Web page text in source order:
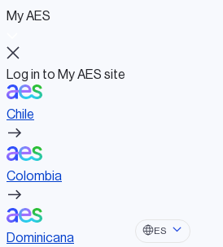
gobernanza
My AES
Log in to My AES site
Chile
Colombia
Dominicana
ES
Chile
Colombia
Dominicana